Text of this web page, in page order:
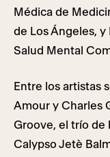
Médica de
de Los Ángeles,
Salud Mental
Entre los artistas
Amour y Charles
Groove, el trío de
Calypso Jetè